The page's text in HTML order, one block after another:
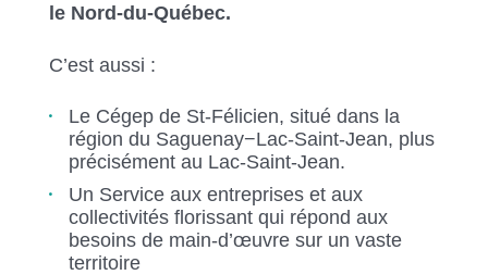
le Nord-du-Québec.
C’est aussi :
Le Cégep de St-Félicien, situé dans la
région du Saguenay−Lac-Saint-Jean, plus
précisément au Lac-Saint-Jean.
Un Service aux entreprises et aux
collectivités florissant qui répond aux
besoins de main-d’œuvre sur un vaste
territoire